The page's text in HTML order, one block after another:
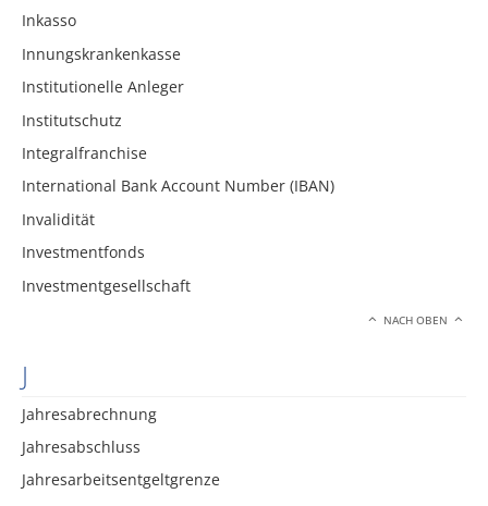
Inkasso
Innungskrankenkasse
Institutionelle Anleger
Institutschutz
Integralfranchise
International Bank Account Number (IBAN)
Invalidität
Investmentfonds
Investmentgesellschaft
NACH OBEN
J
Jahresabrechnung
Jahresabschluss
Jahresarbeitsentgeltgrenze